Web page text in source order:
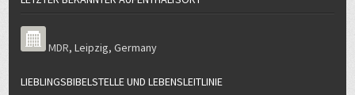
MDR,Leipzig,Germany
LIEBLINGSBIBELSTELLE UND LEBENSLEITLINIE